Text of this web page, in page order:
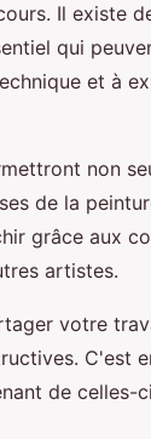
Il existe
qui
et à
non
de la
grâce aux
artistes.
votre
C'est
de celles-